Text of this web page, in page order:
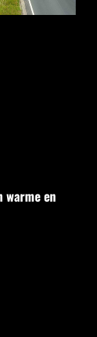
warme en